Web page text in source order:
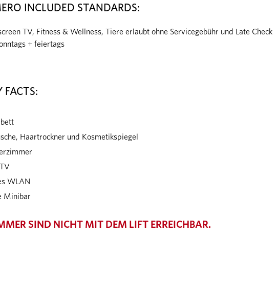
INCLUDED STANDARDS:
TV, Fitness & Wellness, Tiere erlaubt ohne Servicegebühr und Late Check
+ feiertags
FACTS:
Haartrockner und Kosmetikspiegel
WLAN
Minibar
SIND NICHT MIT DEM LIFT ERREICHBAR.